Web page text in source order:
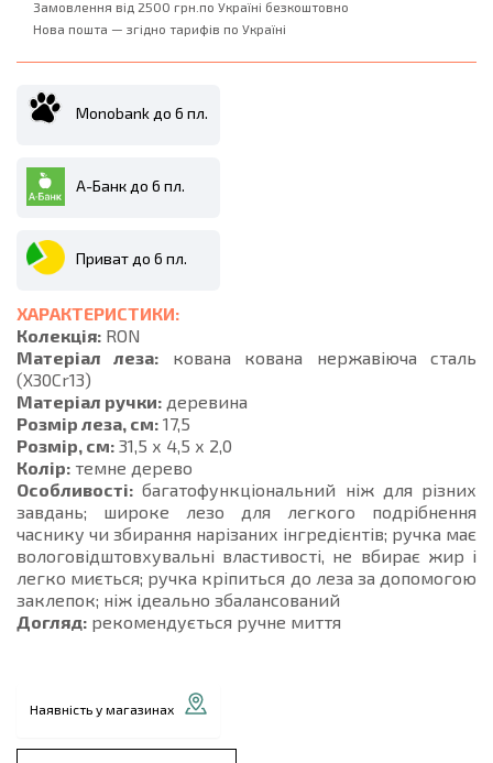
Замовлення від 2500 грн.по Україні безкоштовно
Нова пошта — згідно тарифів по Україні
Monobank до 6 пл.
А-Банк до 6 пл.
Приват до 6 пл.
ХАРАКТЕРИСТИКИ:
Колекція: RON
Матеріал леза: кована кована нержавіюча сталь
(X30Cr13)
Матеріал ручки: деревина
Розмір леза, см: 17,5
Розмір, см: 31,5 х 4,5 х 2,0
Колір: темне дерево
Особливості: багатофункціональний ніж для різних
завдань; широке лезо для легкого подрібнення
часнику чи збирання нарізаних інгредієнтів; ручка має
вологовідштовхувальні властивості, не вбирає жир і
легко миється; ручка кріпиться до леза за допомогою
заклепок; ніж ідеально збалансований
Догляд: рекомендується ручне миття
Наявність у магазинах